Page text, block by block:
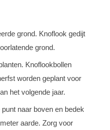
grond. Knoflook gedijt
grond.
Knoflookbollen
worden geplant voor
het volgende jaar.
naar boven en bedek
aarde. Zorg voor